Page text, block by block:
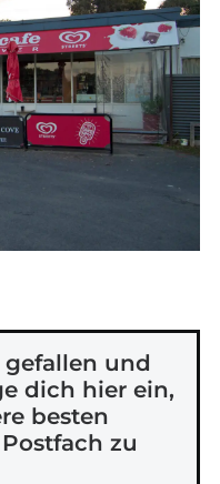
und
dich hier ein,
besten
zu